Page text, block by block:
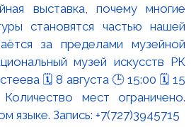
выставка, почему многие
становятся частью нашей
за пределами музейной
музей искусств РК
🗓 8 августа 🕒 15:00 🗓 15
мест ограничено.
языке. Запись: +7(727)3945715